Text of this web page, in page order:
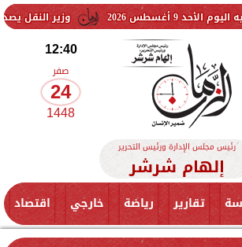
وزير النقل يصدر قرارًا بنزع
12:40
صفر
24
1448
رئيس مجلس الإدارة ورئيس التحرير
إلهام شرشر
تقارير رياضة خارجي اقتصاد